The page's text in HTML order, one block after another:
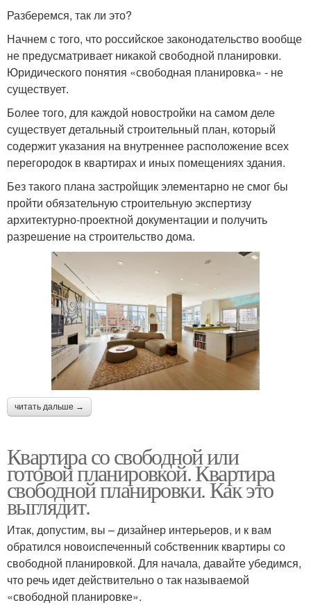
Разберемся, так ли это?
Начнем с того, что российское законодательство вообще
не предусматривает никакой свободной планировки.
Юридического понятия «свободная планировка» - не
существует.
Более того, для каждой новостройки на самом деле
существует детальный строительный план, который
содержит указания на внутреннее расположение всех
перегородок в квартирах и иных помещениях здания.
Без такого плана застройщик элементарно не смог бы
пройти обязательную строительную экспертизу
архитектурно-проектной документации и получить
разрешение на строительство дома.
читать дальше →
Квартира со свободной или
готовой планировкой. Квартира
свободной планировки. Как это
выглядит.
Итак, допустим, вы – дизайнер интерьеров, и к вам
обратился новоиспеченный собственник квартиры со
свободной планировкой. Для начала, давайте убедимся,
что речь идет действительно о так называемой
«свободной планировке».